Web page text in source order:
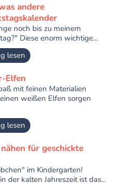
andere
noch bis zu meinem
Diese enorm wichtige...
lesen
Elfen
mit feinen Materialien
weißen Elfen sorgen
lesen
für geschickte
im Kindergarten!
der kalten Jahreszeit ist das...